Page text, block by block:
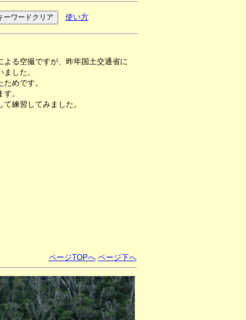
使い方
る空撮ですが、昨年国土交通省に
した。
めです。
。
練習してみました。
ページTOPへ ページ下へ